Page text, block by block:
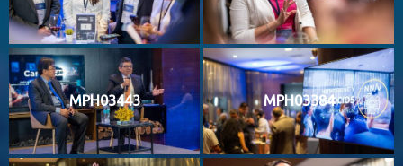
MPH03443 MPH03384